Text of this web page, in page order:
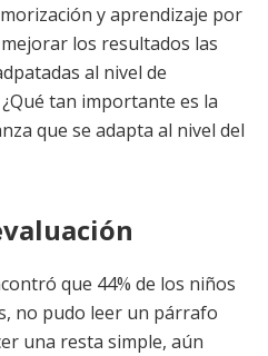
y aprendizaje por
los resultados las
al nivel de
tan importante es la
que se adapta al nivel del
que 44% de los niños
no pudo leer un párrafo
una resta simple, aún